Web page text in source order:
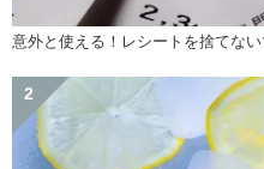
意外と使える！レシートを捨てな